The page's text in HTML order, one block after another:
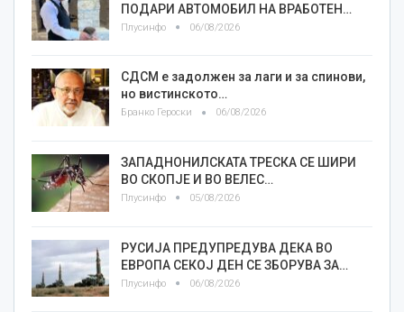
ПОДАРИ АВТОМОБИЛ НА ВРАБОТЕН…
Плусинфо 06/08/2026
СДСМ е задолжен за лаги и за спинови,
но вистинското…
Бранко Героски 06/08/2026
ЗАПАДНОНИЛСКАТА ТРЕСКА СЕ ШИРИ
ВО СКОПЈЕ И ВО ВЕЛЕС…
Плусинфо 05/08/2026
РУСИЈА ПРЕДУПРЕДУВА ДЕКА ВО
ЕВРОПА СЕКОЈ ДЕН СЕ ЗБОРУВА ЗА…
Плусинфо 06/08/2026